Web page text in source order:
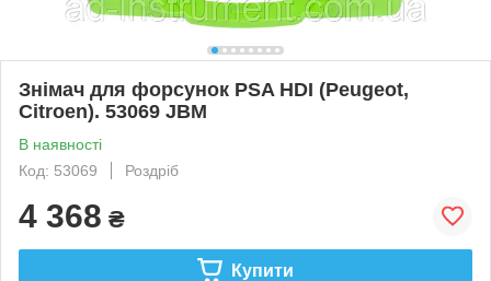
Знімач для форсунок PSA HDI (Peugeot,
Citroen). 53069 JBM
В наявності
Код: 53069
Роздріб
4 368 ₴
Купити